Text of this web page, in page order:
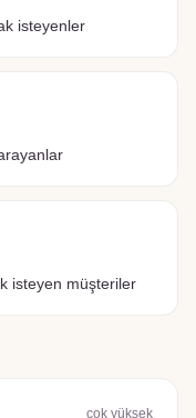
isteyenler
isteyen müşteriler
çok yüksek